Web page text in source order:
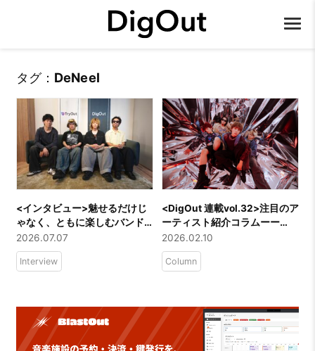
タグ： DeNeel
<インタビュー>魅せるだけじ
ゃなく、ともに楽しむバンド
へ――DeNeel史上最もポップ
な新曲「HONEY」に迫る
2026.07.07
Interview
<DigOut 連載vol.32>注目のア
ーティスト紹介コラムーー
「DeNeel」
2026.02.10
Column